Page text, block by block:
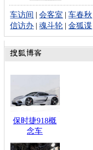
车访间 |会客室 |车春秋
信访办 |魂斗轮 |金狐谍
保时捷918概
念车